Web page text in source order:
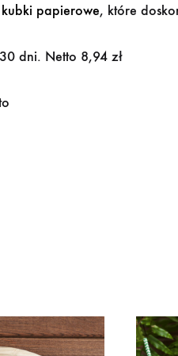
kubki papierowe, które
dni. Netto 8,94 zł